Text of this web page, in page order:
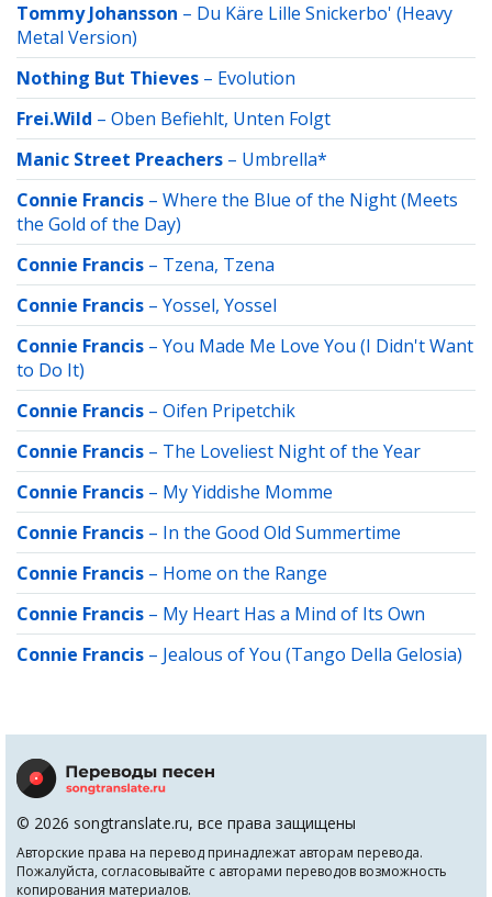
Tommy Johansson – Du Käre Lille Snickerbo' (Heavy
Metal Version)
Nothing But Thieves – Evolution
Frei.Wild – Oben Befiehlt, Unten Folgt
Manic Street Preachers – Umbrella*
Connie Francis – Where the Blue of the Night (Meets
the Gold of the Day)
Connie Francis – Tzena, Tzena
Connie Francis – Yossel, Yossel
Connie Francis – You Made Me Love You (I Didn't Want
to Do It)
Connie Francis – Oifen Pripetchik
Connie Francis – The Loveliest Night of the Year
Connie Francis – My Yiddishe Momme
Connie Francis – In the Good Old Summertime
Connie Francis – Home on the Range
Connie Francis – My Heart Has a Mind of Its Own
Connie Francis – Jealous of You (Tango Della Gelosia)
© 2026 songtranslate.ru, все права защищены
Авторские права на перевод принадлежат авторам перевода.
Пожалуйста, согласовывайте с авторами переводов возможность
копирования материалов.